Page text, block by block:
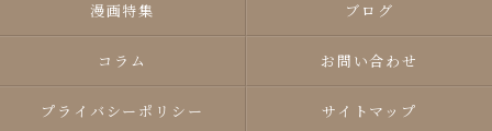
漫画特集 ブログ
コラム お問い合わせ
プライバシーポリシー サイトマップ